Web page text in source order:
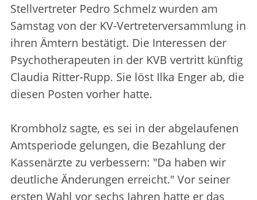
Stellvertreter Pedro Schmelz wurden am
Samstag von der KV-Vertreterversammlung in
ihren Ämtern bestätigt. Die Interessen der
Psychotherapeuten in der KVB vertritt künftig
Claudia Ritter-Rupp. Sie löst Ilka Enger ab, die
diesen Posten vorher hatte.
Krombholz sagte, es sei in der abgelaufenen
Amtsperiode gelungen, die Bezahlung der
Kassenärzte zu verbessern: "Da haben wir
deutliche Änderungen erreicht." Vor seiner
ersten Wahl vor sechs Jahren hatte er das